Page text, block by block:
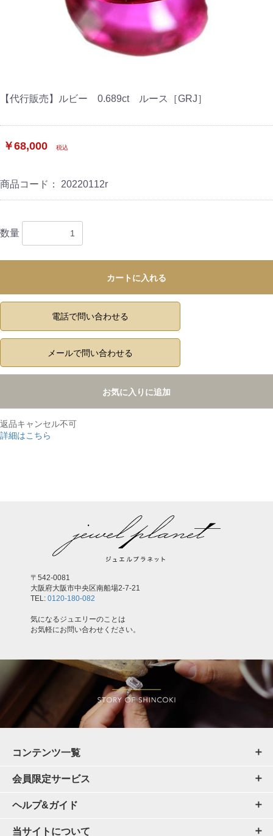
【代行販売】ルビー 0.689ct ルース［GRJ］
￥68,000 税込
商品コード： 20220112r
数量
カートに入れる
電話で問い合わせる
メールで問い合わせる
お気に入りに追加
返品キャンセル不可
詳細はこちら
〒542-0081
大阪府大阪市中央区南船場2-7-21
TEL: 0120-180-082
気になるジュエリーのことは
お気軽にお問い合わせください。
コンテンツ一覧
会員限定サービス
ヘルプ&ガイド
当サイトについて